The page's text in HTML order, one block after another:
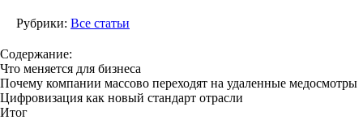
Рубрики: Все статьи
Содержание:
Что меняется для бизнеса
Почему компании массово переходят на удаленные медосмотры
Цифровизация как новый стандарт отрасли
Итог